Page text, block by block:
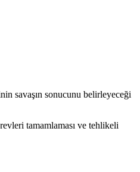
savaşın sonucunu belirleyeceği
tamamlaması ve tehlikeli